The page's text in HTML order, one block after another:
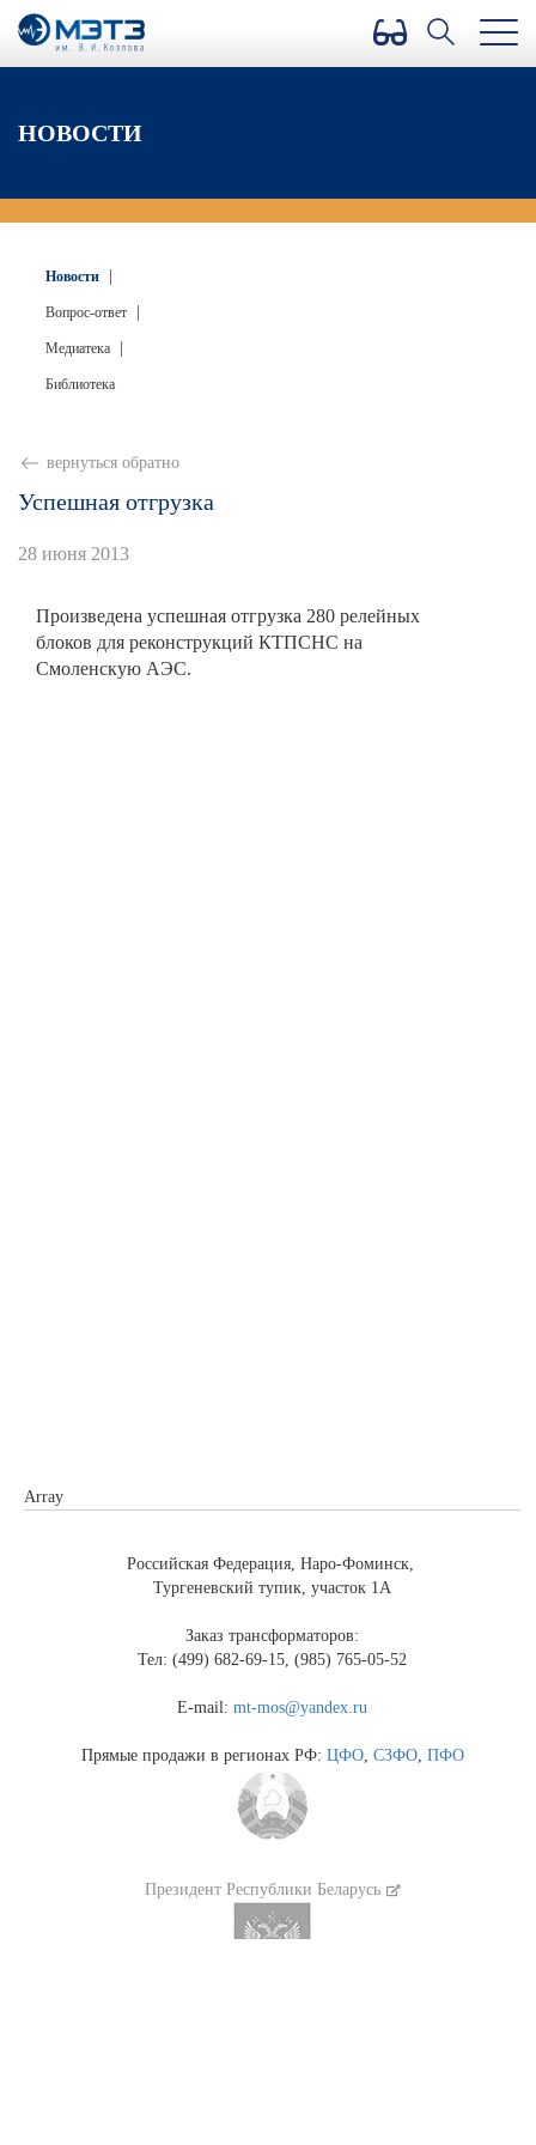
Версия для слабовидящих
НОВОСТИ
Новости
Вопрос-ответ
Медиатека
Библиотека
вернуться обратно
Успешная отгрузка
28 июня 2013
Произведена успешная отгрузка 280 релейных
блоков для реконструкций КТПСНС на
Смоленскую АЭС.
Array
Российская Федерация, Наро-Фоминск,
Тургеневский тупик, участок 1А
Заказ трансформаторов:
Тел: (499) 682-69-15, (985) 765-05-52
E-mail:mt-mos@yandex.ru
Прямые продажи в регионах РФ: ЦФО, СЗФО, ПФО
Президент Республики Беларусь